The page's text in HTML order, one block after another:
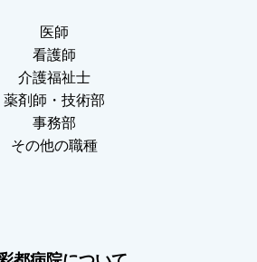
医師
看護師
介護福祉士
薬剤師・技術部
事務部
その他の職種